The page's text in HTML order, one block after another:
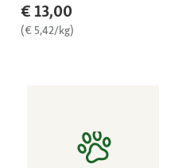
€ 13,00
(€ 5,42/kg)